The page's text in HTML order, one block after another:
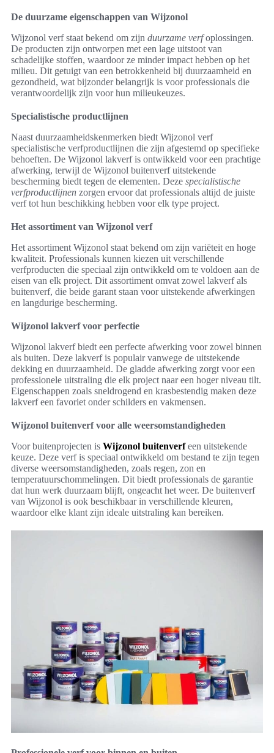
De duurzame eigenschappen van Wijzonol
Wijzonol verf staat bekend om zijn duurzame verfoplossingen.
De producten zijn ontworpen met een lage uitstoot van
schadelijke stoffen, waardoor ze minder impact hebben op het
milieu. Dit getuigt van een betrokkenheid bij duurzaamheid en
gezondheid, wat bijzonder belangrijk is voor professionals die
verantwoordelijk zijn voor hun milieukeuzes.
Specialistische productlijnen
Naast duurzaamheidskenmerken biedt Wijzonol verf
specialistische verfproductlijnen die zijn afgestemd op specifieke
behoeften. De Wijzonol lakverf is ontwikkeld voor een prachtige
afwerking, terwijl de Wijzonol buitenverf uitstekende
bescherming biedt tegen de elementen. Deze specialistische
verfproductlijnen zorgen ervoor dat professionals altijd de juiste
verf tot hun beschikking hebben voor elk type project.
Het assortiment van Wijzonol verf
Het assortiment Wijzonol staat bekend om zijn variëteit en hoge
kwaliteit. Professionals kunnen kiezen uit verschillende
verfproducten die speciaal zijn ontwikkeld om te voldoen aan de
eisen van elk project. Dit assortiment omvat zowel lakverf als
buitenverf, die beide garant staan voor uitstekende afwerkingen
en langdurige bescherming.
Wijzonol lakverf voor perfectie
Wijzonol lakverf biedt een perfecte afwerking voor zowel binnen
als buiten. Deze lakverf is populair vanwege de uitstekende
dekking en duurzaamheid. De gladde afwerking zorgt voor een
professionele uitstraling die elk project naar een hoger niveau tilt.
Eigenschappen zoals sneldrogend en krasbestendig maken deze
lakverf een favoriet onder schilders en vakmensen.
Wijzonol buitenverf voor alle weersomstandigheden
Voor buitenprojecten is Wijzonol buitenverfeen uitstekende
keuze. Deze verf is speciaal ontwikkeld om bestand te zijn tegen
diverse weersomstandigheden, zoals regen, zon en
temperatuurschommelingen. Dit biedt professionals de garantie
dat hun werk duurzaam blijft, ongeacht het weer. De buitenverf
van Wijzonol is ook beschikbaar in verschillende kleuren,
waardoor elke klant zijn ideale uitstraling kan bereiken.